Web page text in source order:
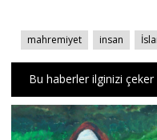
mahremiyet insan
Bu haberler ilginizi çeker